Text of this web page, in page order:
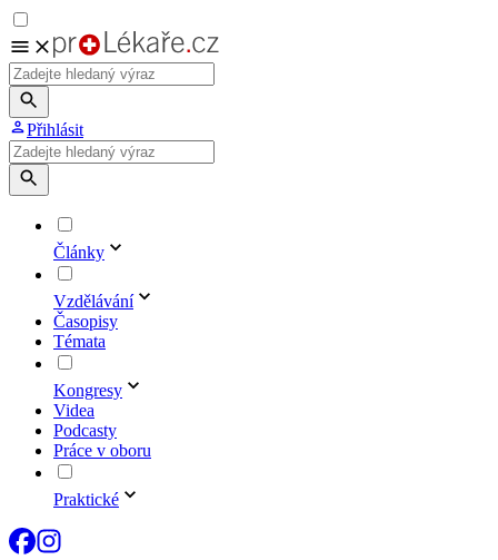
Přihlásit
Články
Vzdělávání
Časopisy
Témata
Kongresy
Videa
Podcasty
Práce v oboru
Praktické